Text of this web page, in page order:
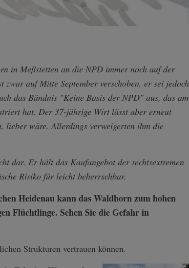
in Meßstetten an die NPD immer noch auf der
auf Mitte September verschoben, er sei jedoch
das Bündnis "Keine Basis der NPD" aus, das am
hat. Der 37-jährige Wirt lässt aber erneut
lieber wäre. Allerdings verweigerten ihm die
dar. Er hält das Kaufangebot der rechtsextremen
Risiko für leicht beherrschbar.
Heidenau kann das Waldhorn zum hohen
Flüchtlinge. Sehen Sie die Gefahr in
Strukturen vertrauen können.